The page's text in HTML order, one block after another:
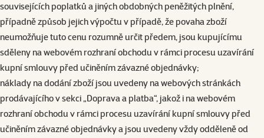
souvisejících poplatků a jiných obdobných peněžitých plnění,
případně způsob jejich výpočtu v případě, že povaha zboží
neumožňuje tuto cenu rozumně určit předem, jsou kupujícímu
sděleny na webovém rozhraní obchodu v rámci procesu uzavírání
kupní smlouvy před učiněním závazné objednávky;
náklady na dodání zboží jsou uvedeny na webových stránkách
prodávajícího v sekci „Doprava a platba“, jakož i na webovém
rozhraní obchodu v rámci procesu uzavírání kupní smlouvy před
učiněním závazné objednávky a jsou uvedeny vždy odděleně od